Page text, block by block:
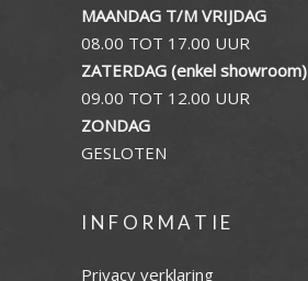
MAANDAG T/M VRIJDAG
08.00 TOT 17.00 UUR
ZATERDAG (enkel showroom)
09.00 TOT 12.00 UUR
ZONDAG
GESLOTEN
INFORMATIE
Privacy verklaring